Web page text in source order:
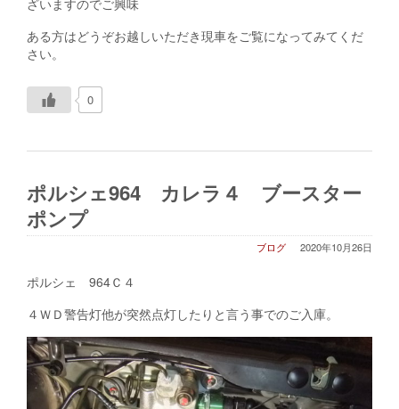
ざいますのでご興味
ある方はどうぞお越しいただき現車をご覧になってみてくだ
さい。
0
ポルシェ964 カレラ４ ブースター
ポンプ
2020年10月26日
ブログ
ポルシェ 964Ｃ４
４ＷＤ警告灯他が突然点灯したりと言う事でのご入庫。